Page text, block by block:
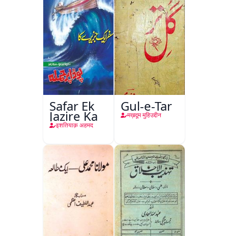
Safar Ek
Jazire Ka
इशतियाक़ अहमद
Gul-e-Tar
मख़दूम मुहिउद्दीन